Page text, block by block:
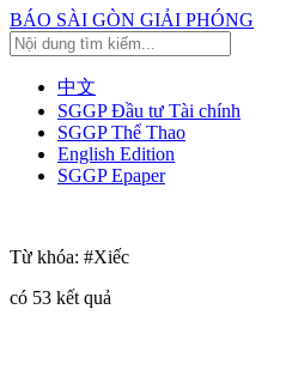
BÁO SÀI GÒN GIẢI PHÓNG
中文
SGGP Đầu tư Tài chính
SGGP Thể Thao
English Edition
SGGP Epaper
Từ khóa: #Xiếc
có 53 kết quả